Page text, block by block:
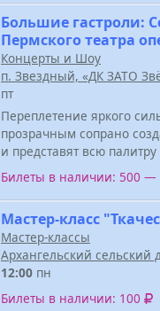
Большие гастроли:
Пермского театра
Концерты и Шоу
п. Звездный, «ДК ЗАТО
пт
Переплетение яркого
прозрачным сопрано
и представят всю
Билеты в наличии: 500 —
Мастер-класс
Мастер-классы
Архангельский сельский
12:00 пн
Билеты в наличии: 100